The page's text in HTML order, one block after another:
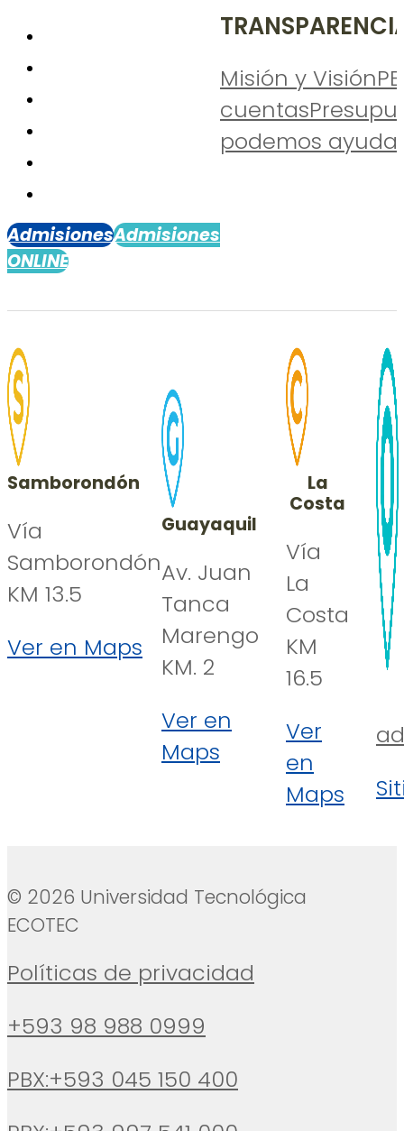
AdmisionesAdmisiones
ONLINE
Misión y Visión
cuentas
podemos
Samborondón
Vía
Samborondón
KM 13.5
Ver en Maps
Guayaquil
Av. Juan
Tanca
Marengo
KM. 2
Ver en
Maps
La
Costa
Vía
La
Costa
KM
16.5
Ver
en
Maps
© 2026 Universidad Tecnológica
ECOTEC
Políticas de privacidad
+593 98 988 0999
PBX:+593 045 150 400